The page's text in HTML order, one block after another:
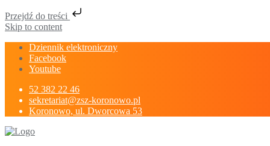
Przejdź do treści
Skip to content
Dziennik elektroniczny
Facebook
Youtube
52 382 22 46
sekretariat@zsz-koronowo.pl
Koronowo, ul. Dworcowa 53